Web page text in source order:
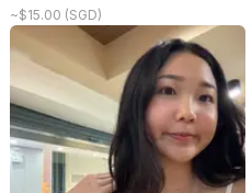
~$15.00 (SGD)